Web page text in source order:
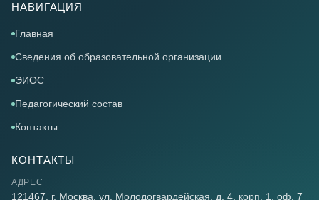
НАВИГАЦИЯ
Главная
Сведения об образовательной организации
ЭИОС
Педагогический состав
Контакты
КОНТАКТЫ
АДРЕС
121467 г. Москва ул. Молодогвардейская, д. 4, корп. 1, оф. 7